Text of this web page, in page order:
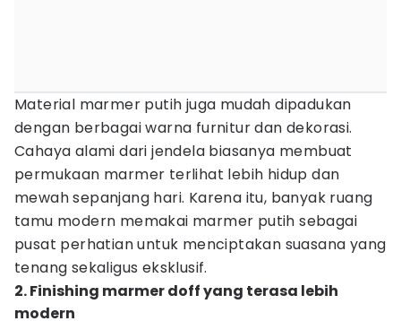
Material marmer putih juga mudah dipadukan
dengan berbagai warna furnitur dan dekorasi.
Cahaya alami dari jendela biasanya membuat
permukaan marmer terlihat lebih hidup dan
mewah sepanjang hari. Karena itu, banyak ruang
tamu modern memakai marmer putih sebagai
pusat perhatian untuk menciptakan suasana yang
tenang sekaligus eksklusif.
2. Finishing marmer doff yang terasa lebih
modern